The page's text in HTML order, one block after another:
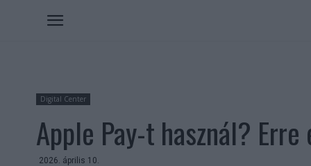
Digital Center
Apple Pay-t használ?
2026. április 10.